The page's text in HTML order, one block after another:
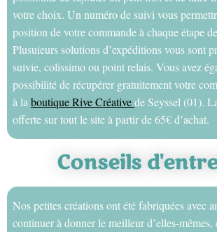
votre choix. Un numéro de suivi vous
position de votre commande à chaque étape
Plusuieurs solutions d’expéditions vous sont
suivie, colissimo ou point relais. Vous avez
possibilité de récupérer gratuitement votre
à la boutique Rive Créativede Seyssel (01).
offerte sur tout le site à partir de 65€ d’achat.
Conseils
Nos petites créations ont été fabriquées avec
continuer à donner le meilleur d’elles-